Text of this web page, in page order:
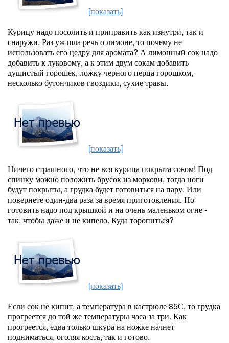
[показать]
Курицу надо посолить и приправить как изнутри, так и
снаружи. Раз уж шла речь о лимоне, то почему не
использовать его цедру для аромата? А лимонный сок надо
добавить к луковому, а к этим двум сокам добавить
душистый горошек, ложку черного перца горошком,
несколько бутончиков гвоздики, сухие травы.
[показать]
Ничего страшного, что не вся курица покрыта соком! Под
спинку можно положить брусок из моркови, тогда ноги
будут покрыты, а грудка будет готовиться на пару. Или
повернете один-два раза за время приготовления. Но
готовить надо под крышкой и на очень маленьком огне -
так, чтобы даже и не кипело. Куда торопиться?
[показать]
Если сок не кипит, а температура в кастрюле 85С, то грудка
прогреется до той же температуры часа за три. Как
прогреется, едва только шкура на ножке начнет
подниматься, оголяя кость, так и готово.